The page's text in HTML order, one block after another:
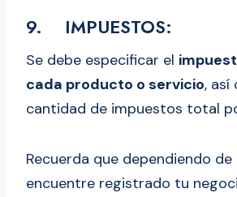
9. IMPUESTOS:
Se debe especificar el
cada producto o servicio, así
cantidad de impuestos total
Recuerda que dependiendo
encuentre registrado tu